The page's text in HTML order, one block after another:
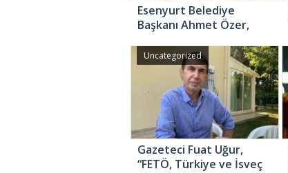
Esenyurt Belediye
Başkanı Ahmet Özer,
gözaltına alındı
Uncategorized
Gazeteci Fuat Uğur,
“FETÖ, Türkiye ve İsveç